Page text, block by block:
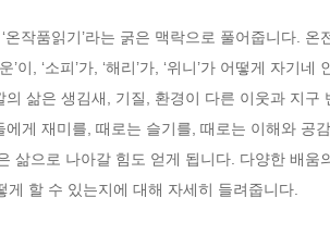
작품읽기’라는 굵은 맥락으로 풀어줍니다.
, ‘소피’가, ‘해리’가, ‘위니’가 어떻게 자기
삶은 생김새, 기질, 환경이 다른 이웃과 지구
게 재미를, 때로는 슬기를, 때로는 이해와 공
삶으로 나아갈 힘도 얻게 됩니다. 다양한 배움
할 수 있는지에 대해 자세히 들려줍니다.